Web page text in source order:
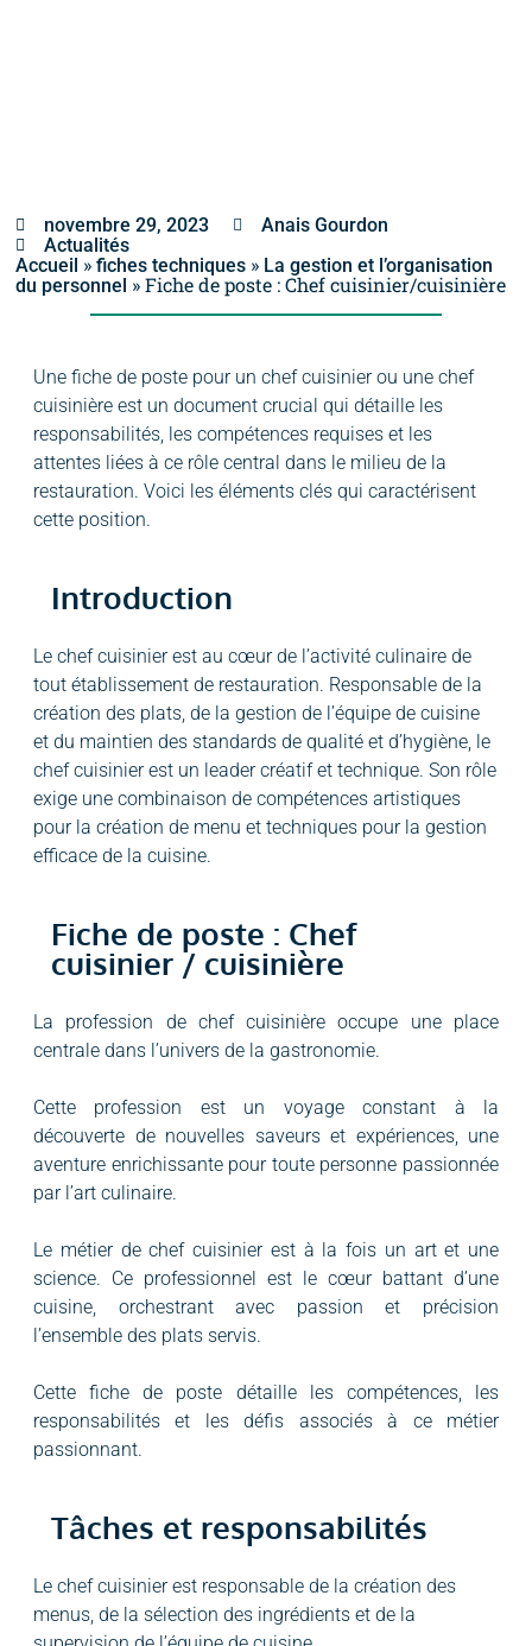
novembre 29, 2023
Anais Gourdon
Actualités
Accueil » fiches techniques » La gestion et l’organisation
du personnel »Fiche de poste : Chef cuisinier/cuisinière
Une fiche de poste pour un chef cuisinier ou une chef
cuisinière est un document crucial qui détaille les
responsabilités, les compétences requises et les
attentes liées à ce rôle central dans le milieu de la
restauration. Voici les éléments clés qui caractérisent
cette position.
Introduction
Le chef cuisinier est au cœur de l’activité culinaire de
tout établissement de restauration. Responsable de la
création des plats, de la gestion de l’équipe de cuisine
et du maintien des standards de qualité et d’hygiène, le
chef cuisinier est un leader créatif et technique. Son rôle
exige une combinaison de compétences artistiques
pour la création de menu et techniques pour la gestion
efficace de la cuisine.
Fiche de poste : Chef
cuisinier / cuisinière
La profession de chef cuisinière occupe une place
centrale dans l’univers de la gastronomie.
Cette profession est un voyage constant à la
découverte de nouvelles saveurs et expériences, une
aventure enrichissante pour toute personne passionnée
par l’art culinaire.
Le métier de chef cuisinier est à la fois un art et une
science. Ce professionnel est le cœur battant d’une
cuisine, orchestrant avec passion et précision
l’ensemble des plats servis.
Cette fiche de poste détaille les compétences, les
responsabilités et les défis associés à ce métier
passionnant.
Tâches et responsabilités
Le chef cuisinier est responsable de la création des
menus, de la sélection des ingrédients et de la